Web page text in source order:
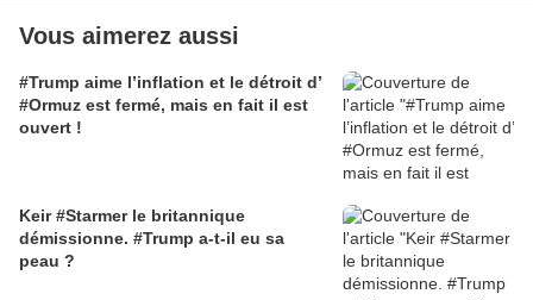
Vous aimerez aussi
#Trump aime l’inflation et le détroit d’
#Ormuz est fermé, mais en fait il est
ouvert !
Keir #Starmer le britannique
démissionne. #Trump a-t-il eu sa
peau ?